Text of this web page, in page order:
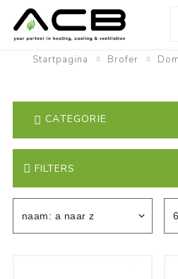
Startpagina Brofer
FILTERS
CATEGORIE